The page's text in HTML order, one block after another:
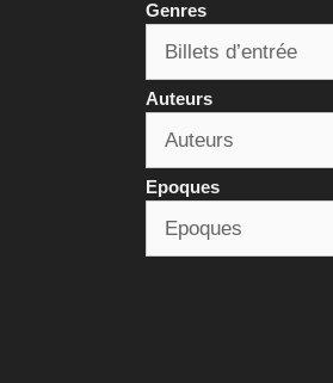
Genres
Auteurs
Epoques